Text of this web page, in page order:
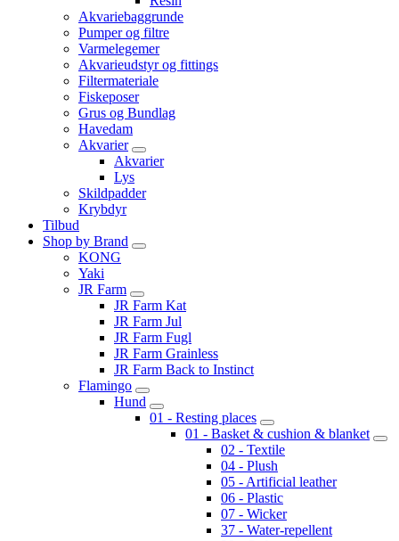
Akvariebaggrunde
Pumper og filtre
Varmelegemer
Akvarieudstyr og fittings
Filtermateriale
Fiskeposer
Grus og Bundlag
Havedam
Akvarier
Akvarier
Lys
Skildpadder
Krybdyr
Tilbud
Shop by Brand
KONG
Yaki
JR Farm
JR Farm Kat
JR Farm Jul
JR Farm Fugl
JR Farm Grainless
JR Farm Back to Instinct
Flamingo
Hund
01 - Resting places
01 - Basket & cushion & blanket
02 - Textile
04 - Plush
05 - Artificial leather
06 - Plastic
07 - Wicker
37 - Water-repellent